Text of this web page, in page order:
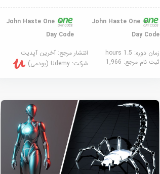
John Haste One
Day Code
John Haste One
Day Code
زمان دوره: 1.5 hours
انتشار مرجع: آخرین آپدیت
ثبت نام مرجع: 1,966 شرکت: Udemy (یودمی)